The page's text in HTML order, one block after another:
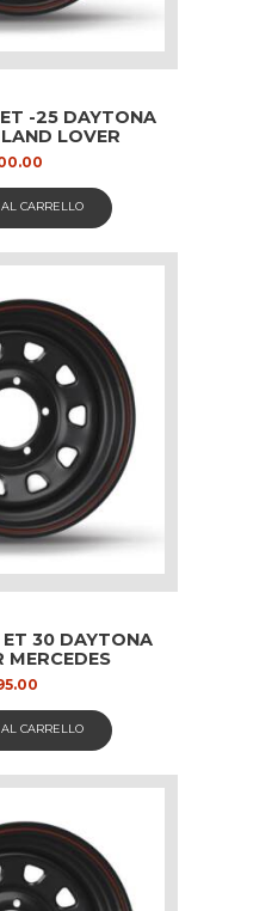
-25 DAYTONA
LOVER
CARRELLO
ET 30 DAYTONA
MERCEDES
CARRELLO